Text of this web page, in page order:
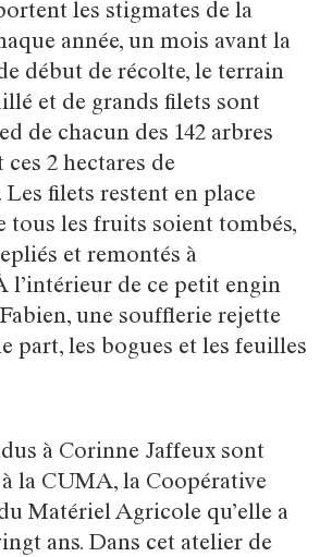
les stigmates de la
année, un mois avant la
début de récolte, le terrain
et de grands filets sont
de chacun des 142 arbres
2 hectares de
Les filets restent en place
tous les fruits soient tombés,
et remontés à
l’intérieur de ce petit engin
une soufflerie rejette
part, les bogues et les feuilles
à Corinne Jaffeux sont
la CUMA, la Coopérative
Matériel Agricole qu’elle a
ans. Dans cet atelier de